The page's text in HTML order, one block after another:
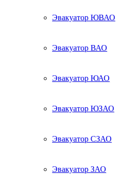
Эвакуатор ЮВАО
Эвакуатор ВАО
Эвакуатор ЮАО
Эвакуатор ЮЗАО
Эвакуатор СЗАО
Эвакуатор ЗАО